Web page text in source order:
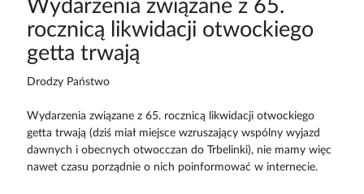
Wydarzenia związane z 65.
rocznicą likwidacji otwockiego
getta trwają
Drodzy Państwo
Wydarzenia związane z 65. rocznicą likwidacji otwockiego
getta trwają (dziś miał miejsce wzruszający wspólny wyjazd
dawnych i obecnych otwocczan do Trbelinki), nie mamy więc
nawet czasu porządnie o nich poinformować w internecie.